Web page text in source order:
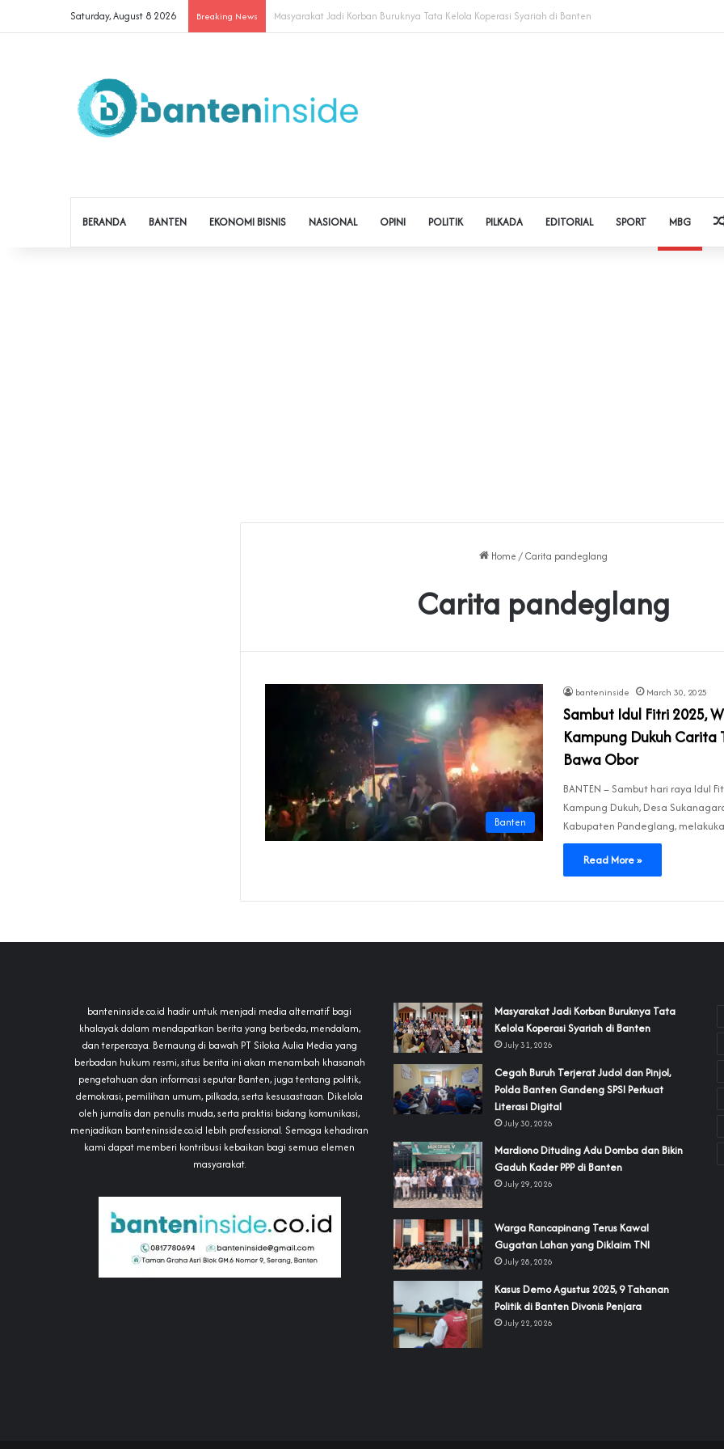
Saturday, August 8 2026 Breaking News Cegah Buruh Terjerat Judol dan Pinjol, Polda Banten Gandeng SPSI Perkuat Literasi Digital
BERANDA BANTEN EKONOMI BISNIS NASIONAL OPINI POLITIK PILKADA EDITORIAL SPORT MBG
Home / Carita pandeglang
Carita pandeglang
Banten
banteninside March 30, 2025
Sambut Idul Fitri 2025,
Kampung Dukuh Carita
Bawa Obor
BANTEN – Sambut hari raya Idul
Kampung Dukuh, Desa
Kabupaten Pandeglang,
Read More »
banteninside.co.id hadir untuk menjadi media alternatif bagi
khalayak dalam mendapatkan berita yang berbeda, mendalam,
dan terpercaya. Bernaung di bawah PT Siloka Aulia Media yang
berbadan hukum resmi, situs berita ini akan menambah khasanah
pengetahuan dan informasi seputar Banten, juga tentang politik,
demokrasi, pemilihan umum, pilkada, serta kesusastraan. Dikelola
oleh jurnalis dan penulis muda, serta praktisi bidang komunikasi,
menjadikan banteninside.co.id lebih professional. Semoga kehadiran
kami dapat memberi kontribusi kebaikan bagi semua elemen
masyarakat.
‎Masyarakat Jadi Korban Buruknya Tata
Kelola Koperasi Syariah di Banten
July 31, 2026
Cegah Buruh Terjerat Judol dan Pinjol,
Polda Banten Gandeng SPSI Perkuat
Literasi Digital
July 30, 2026
‎Mardiono Dituding Adu Domba dan Bikin
Gaduh Kader PPP di Banten
July 29, 2026
‎Warga Rancapinang Terus Kawal
Gugatan Lahan yang Diklaim TNI‎‎
July 28, 2026
‎Kasus Demo Agustus 2025, 9 Tahanan
Politik di Banten Divonis Penjara
July 22, 2026